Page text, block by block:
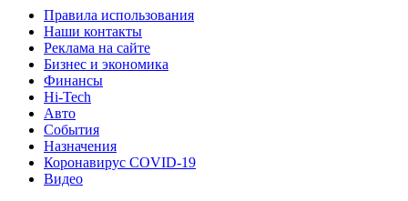
Правила использования
Наши контакты
Реклама на сайте
Бизнес и экономика
Финансы
Hi-Tech
Авто
События
Назначения
Коронавирус COVID-19
Видео